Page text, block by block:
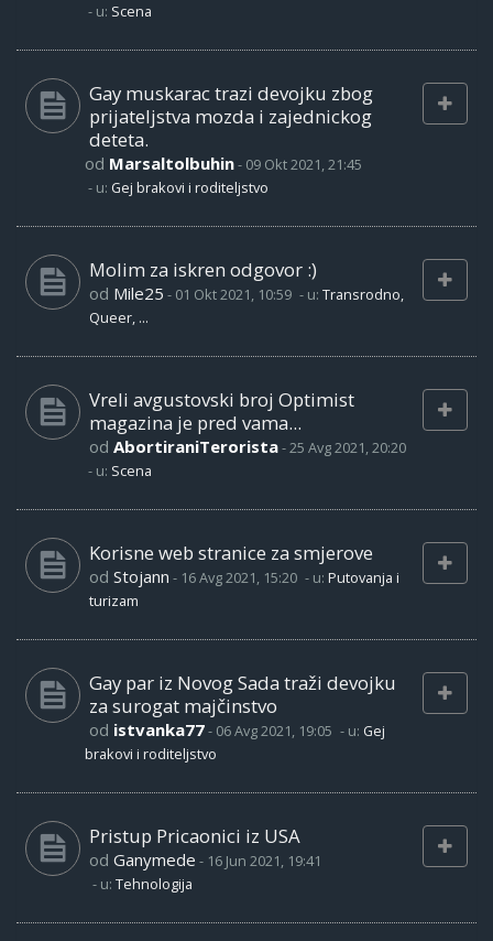
- u: Scena
Gay muskarac trazi devojku zbog
prijateljstva mozda i zajednickog
deteta.
od Marsaltolbuhin- 09 Okt 2021, 21:45
- u: Gej brakovi i roditeljstvo
Molim za iskren odgovor :)
od Mile25 - 01 Okt 2021, 10:59 - u: Transrodno,
Queer, ...
Vreli avgustovski broj Optimist
magazina je pred vama...
od AbortiraniTerorista-25 Avg 2021, 20:20
- u: Scena
Korisne web stranice za smjerove
od Stojann - 16 Avg 2021, 15:20 - u: Putovanja i
turizam
Gay par iz Novog Sada traži devojku
za surogat majčinstvo
od istvanka77- 06 Avg 2021, 19:05 - u: Gej
brakovi i roditeljstvo
Pristup Pricaonici iz USA
od Ganymede - 16 Jun 2021, 19:41
- u: Tehnologija